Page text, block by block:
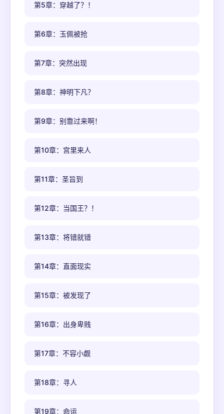
第5章：穿越了？！
第6章：玉佩被抢
第7章：突然出现
第8章：神明下凡？
第9章：别靠过来啊！
第10章：宫里来人
第11章：圣旨到
第12章：当国王？！
第13章：将错就错
第14章：直面现实
第15章：被发现了
第16章：出身卑贱
第17章：不容小觑
第18章：寻人
第19章：命运